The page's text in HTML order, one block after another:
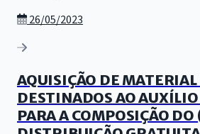
26/05/2023
AQUISIÇÃO DE
DESTINADOS AO
PARA A COMPOSIÇÃO